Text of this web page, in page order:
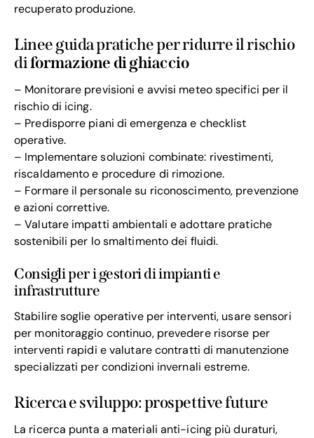
recuperato produzione.
Linee guida pratiche per ridurre il rischio
diformazione di ghiaccio
– Monitorare previsioni e avvisi meteo specifici per il
rischio di icing.
– Predisporre piani di emergenza e checklist
operative.
– Implementare soluzioni combinate: rivestimenti,
riscaldamento e procedure di rimozione.
– Formare il personale su riconoscimento, prevenzione
e azioni correttive.
– Valutare impatti ambientali e adottare pratiche
sostenibili per lo smaltimento dei fluidi.
Consigli per i gestori di impianti e
infrastrutture
Stabilire soglie operative per interventi, usare sensori
per monitoraggio continuo, prevedere risorse per
interventi rapidi e valutare contratti di manutenzione
specializzati per condizioni invernali estreme.
Ricerca e sviluppo: prospettive future
La ricerca punta a materiali anti-icing più duraturi,